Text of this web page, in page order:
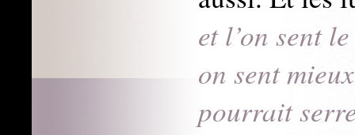
et l’on sent
on sent
pourrait